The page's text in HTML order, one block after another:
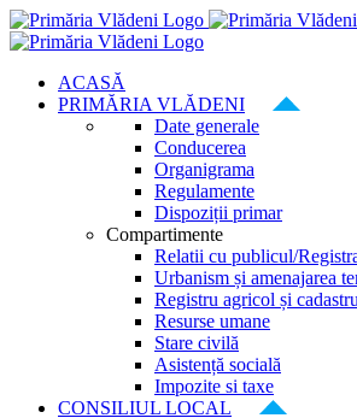
Skip
to
ACASĂ
PRIMĂRIA VLĂDENI
Date generale
Conducerea
Organigrama
Regulamente
Dispoziții primar
Compartimente
Relatii cu publicul/
Urbanism și amenajarea
Registru agricol și cadastru
Resurse umane
Stare civilă
Asistență socială
Impozite si taxe
CONSILIUL LOCAL